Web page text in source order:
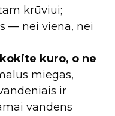
krūviui;
— nei viena, nei
kuro, o ne
miegas,
ir
vandens